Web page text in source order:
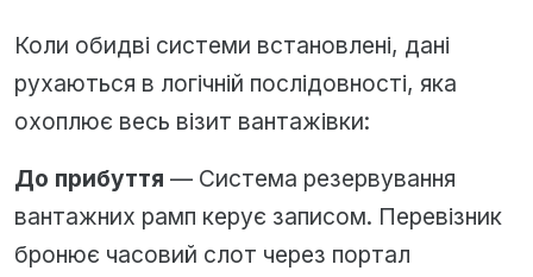
Коли обидві системи встановлені, дані
рухаються в логічній послідовності, яка
охоплює весь візит вантажівки:
До прибуття — Система резервування
вантажних рамп керує записом. Перевізник
бронює часовий слот через портал